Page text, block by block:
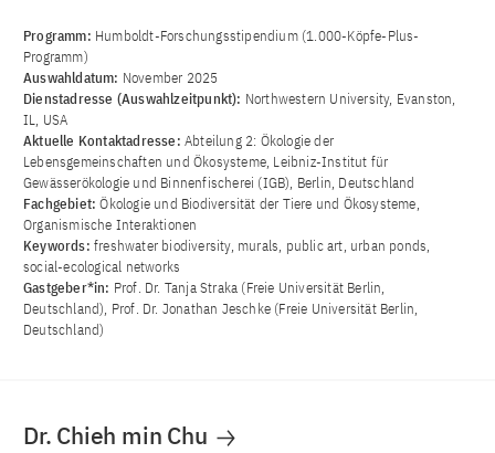
Programm: Humboldt-Forschungsstipendium (1.000-Köpfe-Plus-
Programm)
Auswahldatum: November 2025
Dienstadresse (Auswahlzeitpunkt): Northwestern University, Evanston,
IL, USA
Aktuelle Kontaktadresse: Abteilung 2: Ökologie der
Lebensgemeinschaften und Ökosysteme, Leibniz-Institut für
Gewässerökologie und Binnenfischerei (IGB), Berlin, Deutschland
Fachgebiet:Ökologie und Biodiversität der Tiere und Ökosysteme,
Organismische Interaktionen
Keywords: freshwater biodiversity, murals, public art, urban ponds,
social-ecological networks
Gastgeber*in: Prof. Dr. Tanja Straka (Freie Universität Berlin,
Deutschland), Prof. Dr. Jonathan Jeschke (Freie Universität Berlin,
Deutschland)
Dr. Chieh min Chu